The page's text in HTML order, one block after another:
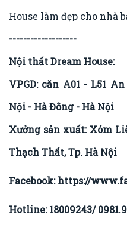
House làm đẹp cho nhà
-------------------
Nội thất Dream House:
VPGD: căn A01 - L51
Nội - Hà Đông - Hà Nội
Xưởng sản xuất: Xóm
Thạch Thất, Tp. Hà Nội
Facebook:https://
Hotline: 18009243/